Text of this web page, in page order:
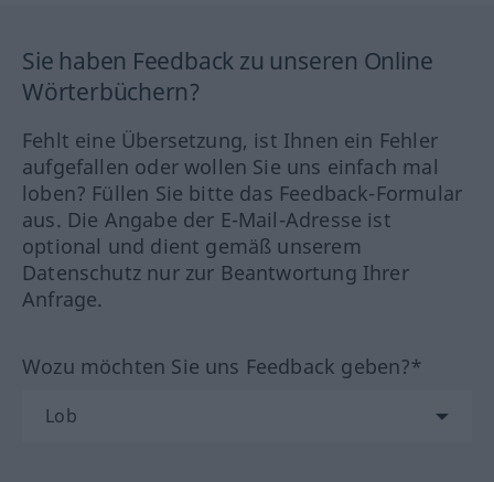
Sie haben Feedback zu unseren Online
Wörterbüchern?
Fehlt eine Übersetzung, ist Ihnen ein Fehler
aufgefallen oder wollen Sie uns einfach mal
loben? Füllen Sie bitte das Feedback-Formular
aus. Die Angabe der E-Mail-Adresse ist
optional und dient gemäß unserem
Datenschutz nur zur Beantwortung Ihrer
Anfrage.
Wozu möchten Sie uns Feedback geben?*